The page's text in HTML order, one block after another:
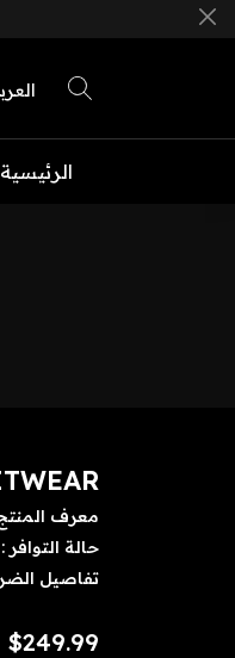
الرئيسية
معرف
حالة التوافر :
تفاصيل
$249.99